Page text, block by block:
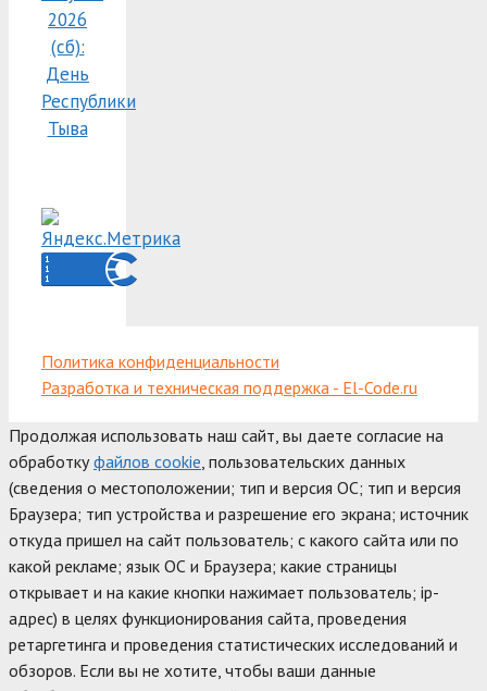
2026
(сб):
День
Республики
Тыва
Политика конфиденциальности
Разработка и техническая поддержка - El-Code.ru
Продолжая использовать наш сайт, вы даете согласие на
обработкуфайлов cookie , пользовательских данных
(сведения о местоположении; тип и версия ОС; тип и версия
Браузера; тип устройства и разрешение его экрана; источник
откуда пришел на сайт пользователь; с какого сайта или по
какой рекламе; язык ОС и Браузера; какие страницы
открывает и на какие кнопки нажимает пользователь; ip-
адрес) в целях функционирования сайта, проведения
ретаргетинга и проведения статистических исследований и
обзоров. Если вы не хотите, чтобы ваши данные